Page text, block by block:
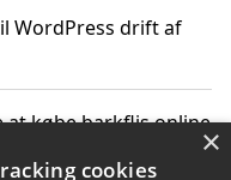
WordPress drift af
at købe barkflis online×
cookies